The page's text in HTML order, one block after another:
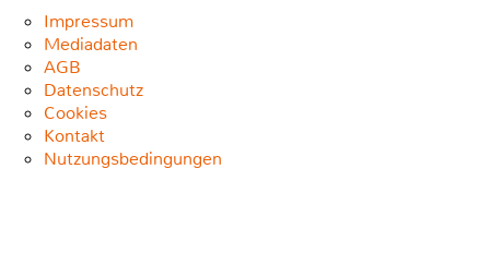
Impressum
Mediadaten
AGB
Datenschutz
Cookies
Kontakt
Nutzungsbedingungen